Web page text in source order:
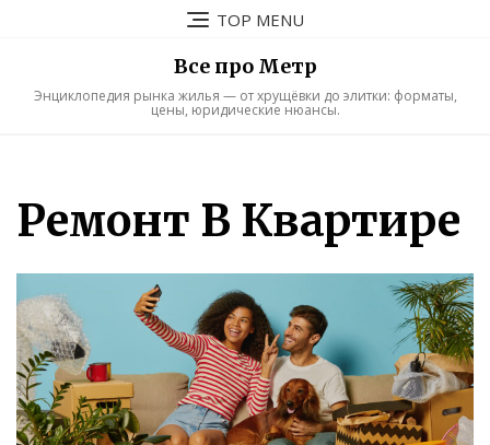
TOP MENU
Все про Метр
Энциклопедия рынка жилья — от хрущёвки до элитки: форматы,
цены, юридические нюансы.
Ремонт В Квартире